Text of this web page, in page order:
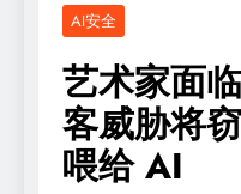
AI安全
艺术家面
客威胁将
喂给 AI